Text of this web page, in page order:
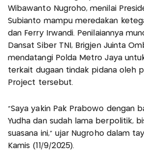
Wibawanto Nugroho, menilai
Subianto mampu meredakan
dan Ferry Irwandi. Penilaiannya
Dansat Siber TNI, Brigjen Juinta
mendatangi Polda Metro Jaya
terkait dugaan tindak pidana oleh
Project tersebut.
"Saya yakin Pak Prabowo dengan
Yudha dan sudah lama berpolitik,
suasana ini," ujar Nugroho dalam
Kamis (11/9/2025).